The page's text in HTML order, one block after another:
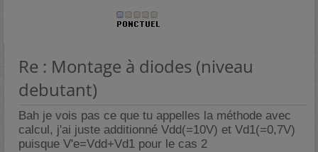
Re : Montage à diodes (niveau
debutant)
Bah je vois pas ce que tu appelles la méthode avec
calcul, j'ai juste additionné Vdd(=10V) et Vd1(=0,7V)
puisque V'e=Vdd+Vd1 pour le cas 2